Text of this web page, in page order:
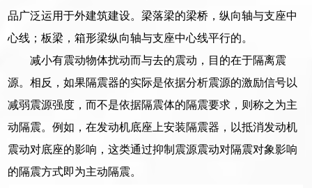
品广泛运用于外建筑建设。梁落梁的梁桥，纵向轴与支座中
心线；板梁，箱形梁纵向轴与支座中心线平行的。
减小有震动物体扰动而与去的震动，目的在于隔离震
源。相反，如果隔震器的实际是依据分析震源的激励信号以
减弱震源强度，而不是依据隔震体的隔震要求，则称之为主
动隔震。例如，在发动机底座上安装隔震器，以抵消发动机
震动对底座的影响，这类通过抑制震源震动对隔震对象影响
的隔震方式即为主动隔震。